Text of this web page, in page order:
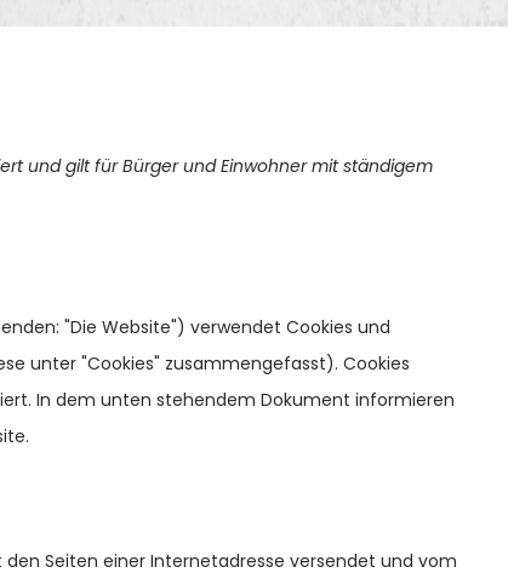
und gilt für Bürger und Einwohner mit ständigem
"Die Website") verwendet Cookies und
unter "Cookies" zusammengefasst). Cookies
In dem unten stehendem Dokument informieren
Seiten einer Internetadresse versendet und vom